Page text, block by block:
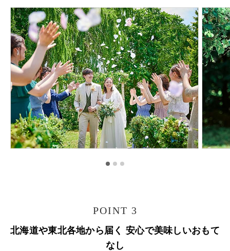
POINT 3
北海道や東北各地から届く 安心で美味しいおもて
なし